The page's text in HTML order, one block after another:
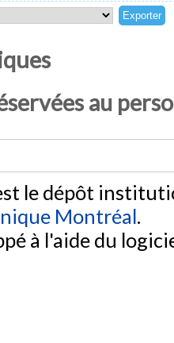
au
le dépôt
Montréal.
à l'aide du